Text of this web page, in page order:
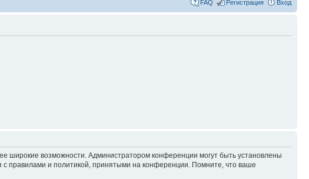
FAQ Регистрация Вход
широкие возможности. Администратором конференции могут быть установлены
с правилами и политикой, принятыми на конференции. Помните, что ваше